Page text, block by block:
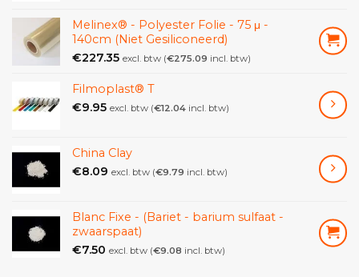
Geschikte ruimtes: De Insectron®-val is geschikt voor
ruimtes tot 200 m². Dit kan variëren afhankelijk van het
specifieke model. Het apparaat kan effectief zijn in
verschillende omgevingen, zoals keukens,
voedselverwerkingsfaciliteiten, opslagruimtes, winkels,
Onderhoud: Controleer regelmatig de kleefvlakken
op gevangen insecten. Volg de instructies van de
wanneer ze vol zijn of volgens de aanbevolen
vervangingscyclus.
Melinex® - Polyester Folie - 75 μ -
140cm (Niet Gesiliconeerd)
€227.35 excl. btw (€275.09 incl. btw)
Filmoplast® T
€9.95 excl. btw (€12.04 incl. btw)
China Clay
€8.09 excl. btw (€9.79 incl. btw)
Blanc Fixe - (Bariet - barium sulfaat -
zwaarspaat)
€7.50 excl. btw (€9.08 incl. btw)